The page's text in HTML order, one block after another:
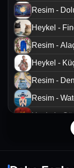
Resim -
Heykel -
Resim -
Heykel -
Resim -
Resim -
Heykel -
Resim -